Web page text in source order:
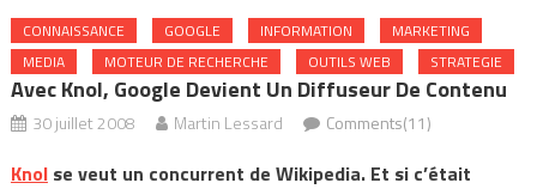
CONNAISSANCE GOOGLE INFORMATION
MARKETING
MEDIA
MOTEUR DE RECHERCHE OUTILS WEB STRATEGIE
Avec Knol, Google Devient Un Diffuseur De Contenu
30 juillet 2008 Martin Lessard Comments(11)
Knolse veut un concurrent de Wikipedia. Et si c’était